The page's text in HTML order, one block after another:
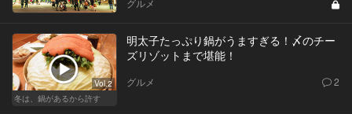
グルメ
Vol.2
冬は、鍋があるから許す
明太子たっぷり鍋がうますぎる！〆のチー
ズリゾットまで堪能！
グルメ 2